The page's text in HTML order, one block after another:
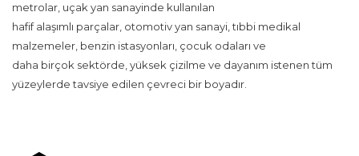
metrolar, uçak yan sanayinde kullanılan
hafif alaşımlı parçalar, otomotiv yan sanayi, tıbbi medikal
malzemeler, benzin istasyonları, çocuk odaları ve
daha birçok sektörde, yüksek çizilme ve dayanım istenen tüm
yüzeylerde tavsiye edilen çevreci bir boyadır.